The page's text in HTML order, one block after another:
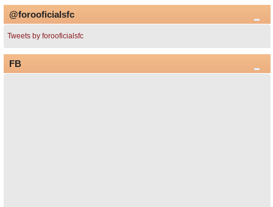
@forooficialsfc
Tweets by forooficialsfc
FB